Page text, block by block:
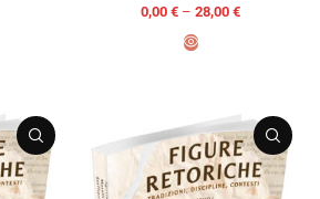
0,00 € – 28,00 €